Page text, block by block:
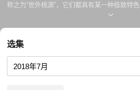
称之为“世外桃源”，它们都具有某一种极致特
有喧嚣与浮躁充满宁静而安逸。在小镇中，智
瑰宝！观众亦能够以最贴近民生的方式在综艺
“宝”鉴“宝”，小镇之宝可能是事，可能是物，
之想往、栖息的文化密码
选集